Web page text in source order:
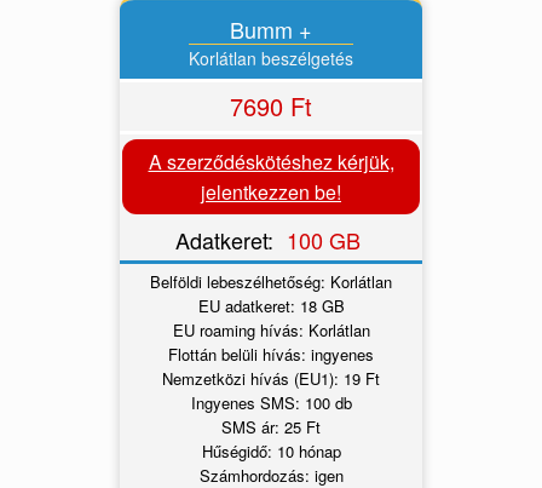
Bumm +
Korlátlan beszélgetés
7690 Ft
A szerződéskötéshez kérjük,
jelentkezzen be!
Adatkeret: 100 GB
Belföldi lebeszélhetőség: Korlátlan
EU adatkeret: 18 GB
EU roaming hívás: Korlátlan
Flottán belüli hívás: ingyenes
Nemzetközi hívás (EU1): 19 Ft
Ingyenes SMS: 100 db
SMS ár: 25 Ft
Hűségidő: 10 hónap
Számhordozás: igen